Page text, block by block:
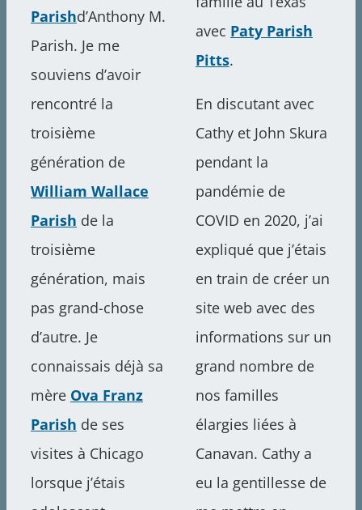
Parishd’Anthony M.
Parish. Je me
souviens d’avoir
rencontré la
troisième
génération de
William Wallace
Parish de la
troisième
génération, mais
pas grand-chose
d’autre. Je
connaissais déjà sa
mère Ova Franz
Parish de ses
visites à Chicago
lorsque j’étais
avec Paty Parish
Pitts.
En discutant avec
Cathy et John Skura
pendant la
pandémie de
COVID en 2020, j’ai
expliqué que j’étais
en train de créer un
site web avec des
informations sur un
grand nombre de
nos familles
élargies liées à
Canavan. Cathy a
eu la gentillesse de